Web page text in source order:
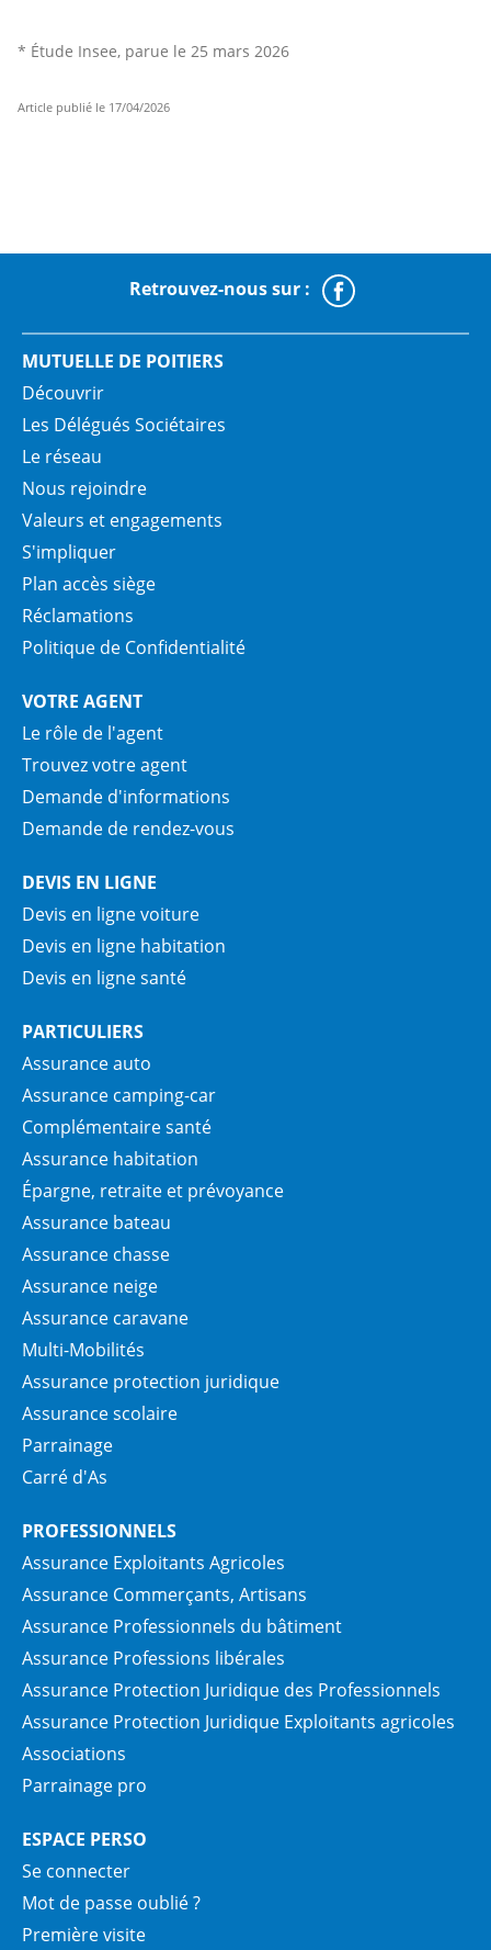
* Étude Insee, parue le 25 mars 2026
Article publié le 17/04/2026
Retrouvez-nous sur :
MUTUELLE DE POITIERS
Découvrir
Les Délégués Sociétaires
Le réseau
Nous rejoindre
Valeurs et engagements
S'impliquer
Plan accès siège
Réclamations
Politique de Confidentialité
VOTRE AGENT
Le rôle de l'agent
Trouvez votre agent
Demande d'informations
Demande de rendez-vous
DEVIS EN LIGNE
Devis en ligne voiture
Devis en ligne habitation
Devis en ligne santé
PARTICULIERS
Assurance auto
Assurance camping-car
Complémentaire santé
Assurance habitation
Épargne, retraite et prévoyance
Assurance bateau
Assurance chasse
Assurance neige
Assurance caravane
Multi-Mobilités
Assurance protection juridique
Assurance scolaire
Parrainage
Carré d'As
PROFESSIONNELS
Assurance Exploitants Agricoles
Assurance Commerçants, Artisans
Assurance Professionnels du bâtiment
Assurance Professions libérales
Assurance Protection Juridique des Professionnels
Assurance Protection Juridique Exploitants agricoles
Associations
Parrainage pro
ESPACE PERSO
Se connecter
Mot de passe oublié ?
Première visite